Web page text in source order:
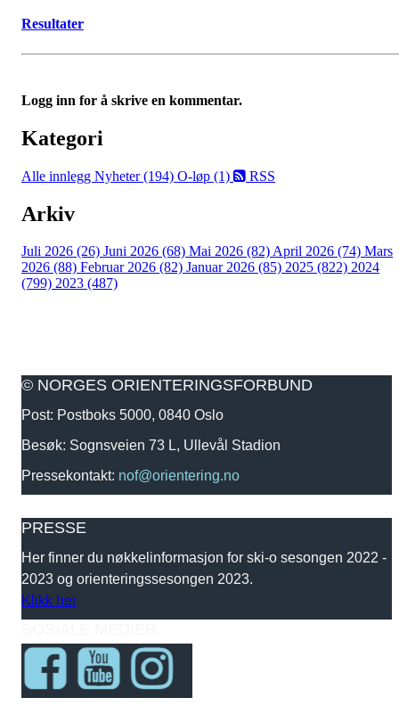
Resultater
Logg inn for å skrive en kommentar.
Kategori
Alle innlegg Nyheter (194) O-løp (1) RSS
Arkiv
Juli 2026 (26) Juni 2026 (68) Mai 2026 (82)April 2026 (74) Mars
2026 (88) Februar 2026 (82) Januar 2026 (85) 2025 (822) 2024
(799) 2023 (487)
© NORGES ORIENTERINGSFORBUND
Post: Postboks 5000, 0840 Oslo
Besøk: Sognsveien 73 L, Ullevål Stadion
Pressekontakt: nof@orientering.no
PRESSE
Her finner du nøkkelinformasjon for ski-o sesongen 2022 -
2023 og orienteringssesongen 2023.
Klikk her